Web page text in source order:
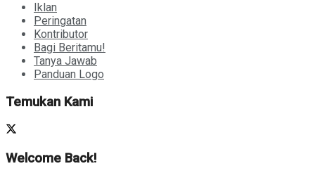
Iklan
Peringatan
Kontributor
Bagi Beritamu!
Tanya Jawab
Panduan Logo
Temukan Kami
Welcome Back!